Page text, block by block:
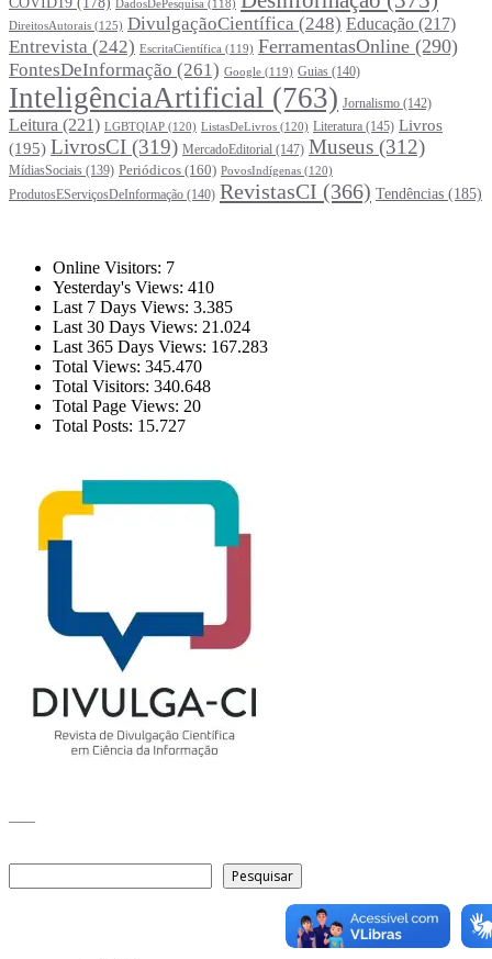
DadosDePesquisa (118)
DireitosAutorais (125) DivulgaçãoCientífica (248) Educação (217)
Entrevista (242) EscritaCientífica (119) FerramentasOnline (290)
FontesDeInformação (261) Google (119) Guias (140)
InteligênciaArtificial (763) Jornalismo (142)
Leitura (221) LGBTQIAP (120) ListasDeLivros (120) Literatura (145) Livros
(195) LivrosCI (319) MercadoEditorial (147) Museus (312)
MídiasSociais (139) Periódicos (160) PovosIndígenas (120)
ProdutosEServiçosDeInformação (140) RevistasCI (366) Tendências (185)
Online Visitors: 7
Yesterday's Views: 410
Last 7 Days Views: 3.385
Last 30 Days Views: 21.024
Last 365 Days Views: 167.283
Total Views: 345.470
Total Visitors: 340.648
Total Page Views: 20
Total Posts: 15.727
Pesquisar